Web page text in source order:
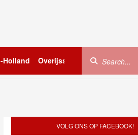
Holland Overijssel Utrecht Zeeland
VOLG ONS OP FACEBOOK!